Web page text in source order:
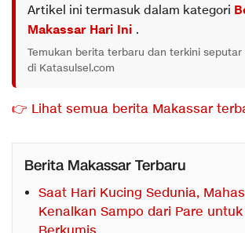
Artikel ini termasuk dalam kategori
Makassar Hari Ini .
Temukan berita terbaru dan terkini
di Katasulsel.com
👉 Lihat semua berita Makassar
Berita Makassar Terbaru
Saat Hari Kucing Sedunia,
Kenalkan Sampo dari Pare untuk